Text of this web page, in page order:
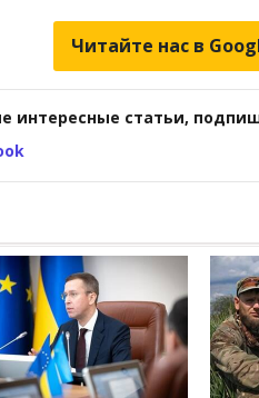
Читайте нас в
интересные статьи,